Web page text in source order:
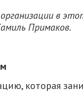
в
Примаков.
которая